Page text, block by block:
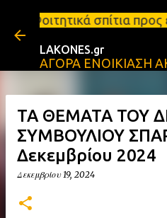
Μετάβαση στο
προς ενοικίαση
LAKONES.gr
ΑΓΟΡΑ ΕΝΟΙΚΙΑΣΗ
ΤΑ ΘΕΜΑΤΑ ΤΟΥ
ΣΥΜΒΟΥΛΙΟΥ
Δεκεμβρίου 2024
Δεκεμβρίου 19, 2024